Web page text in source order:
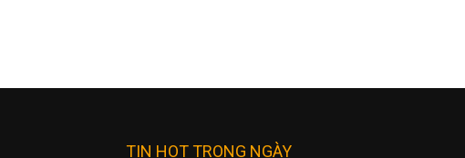
TIN HOT TRONG NGÀY